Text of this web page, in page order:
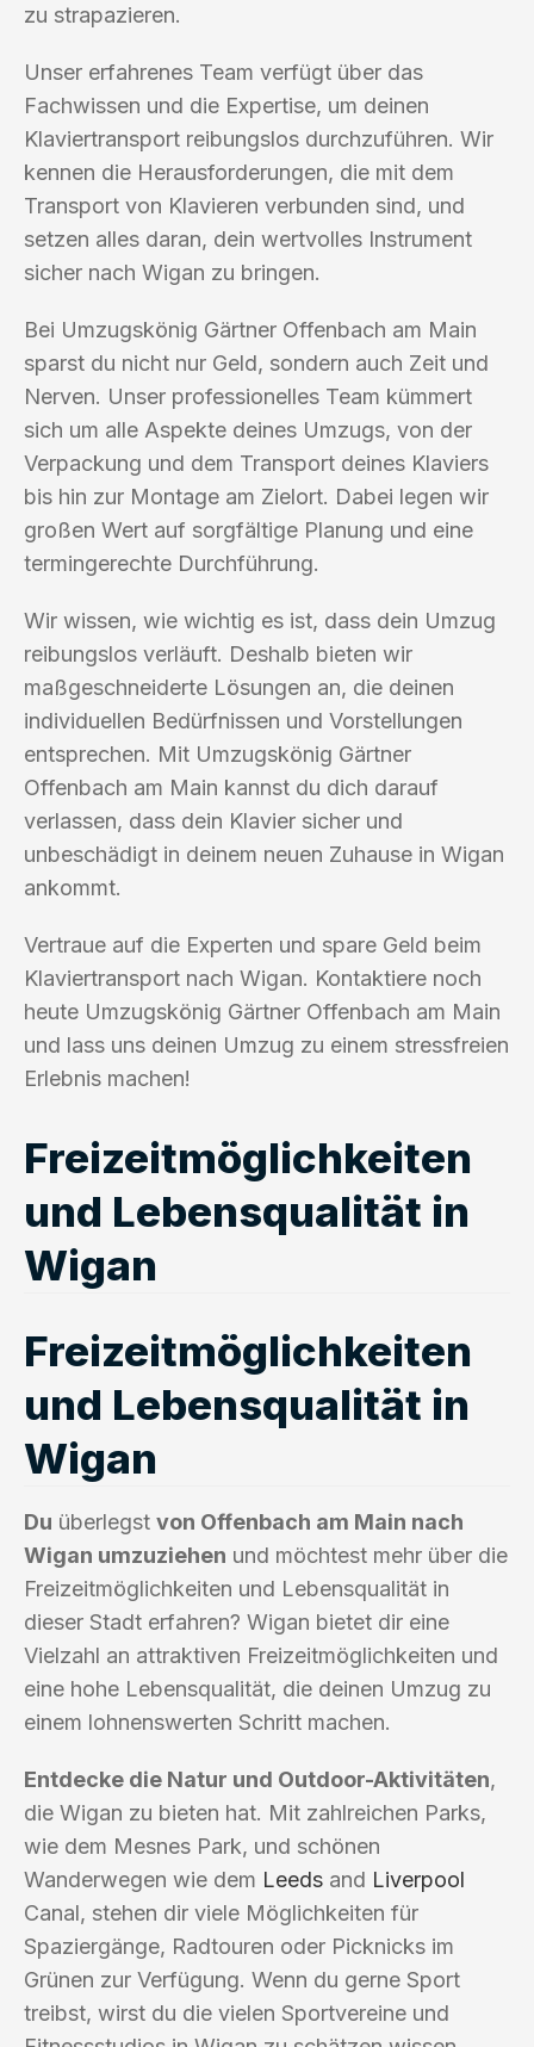
zu strapazieren.
Unser erfahrenes Team verfügt über das
Fachwissen und die Expertise, um deinen
Klaviertransport reibungslos durchzuführen. Wir
kennen die Herausforderungen, die mit dem
Transport von Klavieren verbunden sind, und
setzen alles daran, dein wertvolles Instrument
sicher nach Wigan zu bringen.
Bei Umzugskönig Gärtner Offenbach am Main
sparst du nicht nur Geld, sondern auch Zeit und
Nerven. Unser professionelles Team kümmert
sich um alle Aspekte deines Umzugs, von der
Verpackung und dem Transport deines Klaviers
bis hin zur Montage am Zielort. Dabei legen wir
großen Wert auf sorgfältige Planung und eine
termingerechte Durchführung.
Wir wissen, wie wichtig es ist, dass dein Umzug
reibungslos verläuft. Deshalb bieten wir
maßgeschneiderte Lösungen an, die deinen
individuellen Bedürfnissen und Vorstellungen
entsprechen. Mit Umzugskönig Gärtner
Offenbach am Main kannst du dich darauf
verlassen, dass dein Klavier sicher und
unbeschädigt in deinem neuen Zuhause in Wigan
ankommt.
Vertraue auf die Experten und spare Geld beim
Klaviertransport nach Wigan. Kontaktiere noch
heute Umzugskönig Gärtner Offenbach am Main
und lass uns deinen Umzug zu einem stressfreien
Erlebnis machen!
Freizeitmöglichkeiten
und Lebensqualität in
Wigan
Freizeitmöglichkeiten
und Lebensqualität in
Wigan
Du überlegst von Offenbach am Main nach
Wigan umzuziehen und möchtest mehr über die
Freizeitmöglichkeiten und Lebensqualität in
dieser Stadt erfahren? Wigan bietet dir eine
Vielzahl an attraktiven Freizeitmöglichkeiten und
eine hohe Lebensqualität, die deinen Umzug zu
einem lohnenswerten Schritt machen.
Entdecke die Natur und Outdoor-Aktivitäten,
die Wigan zu bieten hat. Mit zahlreichen Parks,
wie dem Mesnes Park, und schönen
Wanderwegen wie dem Leeds and Liverpool
Canal, stehen dir viele Möglichkeiten für
Spaziergänge, Radtouren oder Picknicks im
Grünen zur Verfügung. Wenn du gerne Sport
treibst, wirst du die vielen Sportvereine und